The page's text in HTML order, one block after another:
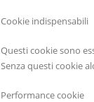
Cookie indispensabili
Questi cookie sono
Senza questi cookie
Performance cookie